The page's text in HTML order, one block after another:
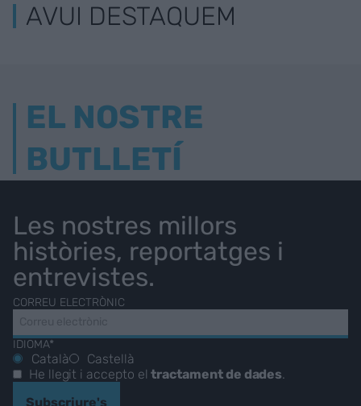
AVUI DESTAQUEM
EL NOSTRE
BUTLLETÍ
Les nostres millors
històries, reportatges i
entrevistes.
CORREU ELECTRÒNIC
IDIOMA*
Català
Castellà
He llegit i accepto eltractament de dades.
Subscriure's